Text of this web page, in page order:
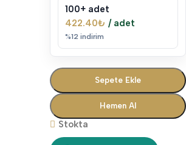
100+ adet
422.40₺ / adet
%12 indirim
Sepete Ekle
Hemen Al
Stokta